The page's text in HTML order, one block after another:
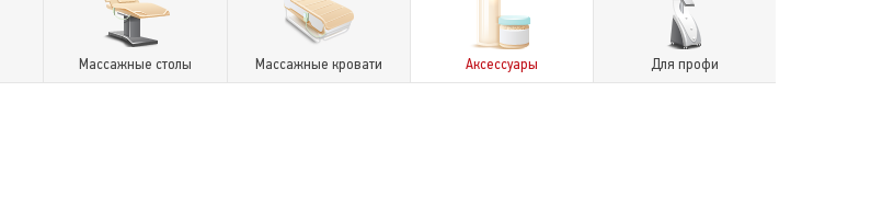
Массажные столы Массажные кровати Аксессуары Для профи